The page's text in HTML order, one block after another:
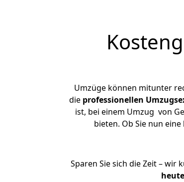
Umzüge können mitunter
die professionellen
ist, bei einem Umzug von
bieten. Ob Sie nun
Sparen Sie sich die Zeit – wir
heute